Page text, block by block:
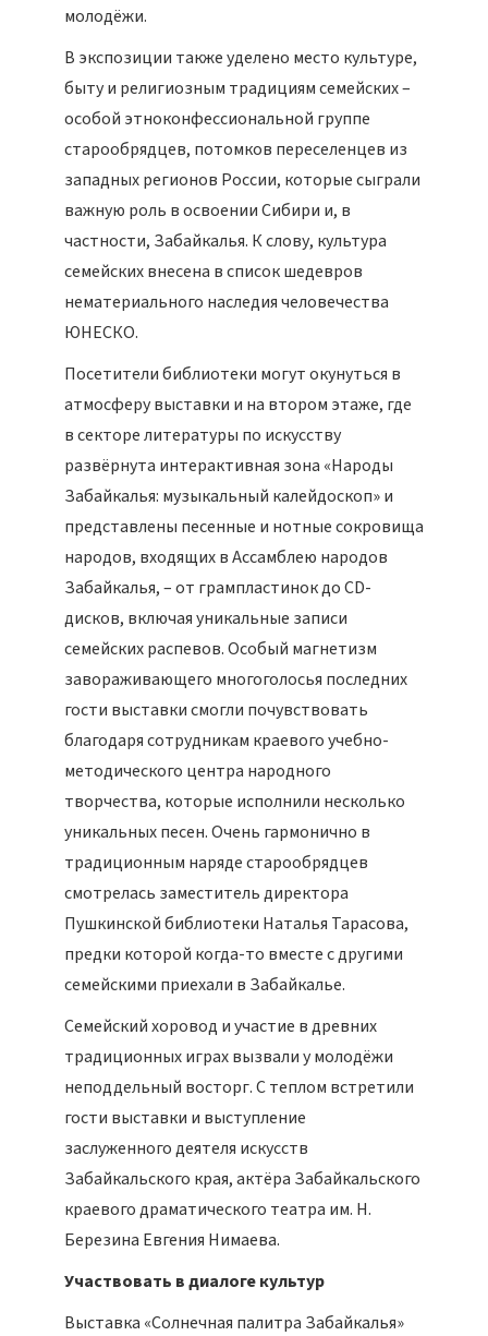
молодёжи.
В экспозиции также уделено место культуре,
быту и религиозным традициям семейских –
особой этноконфессиональной группе
старообрядцев, потомков переселенцев из
западных регионов России, которые сыграли
важную роль в освоении Сибири и, в
частности, Забайкалья. К слову, культура
семейских внесена в список шедевров
нематериального наследия человечества
ЮНЕСКО.
Посетители библиотеки могут окунуться в
атмосферу выставки и на втором этаже, где
в секторе литературы по искусству
развёрнута интерактивная зона «Народы
Забайкалья: музыкальный калейдоскоп» и
представлены песенные и нотные сокровища
народов, входящих в Ассамблею народов
Забайкалья, – от грампластинок до CD-
дисков, включая уникальные записи
семейских распевов. Особый магнетизм
завораживающего многоголосья последних
гости выставки смогли почувствовать
благодаря сотрудникам краевого учебно-
методического центра народного
творчества, которые исполнили несколько
уникальных песен. Очень гармонично в
традиционным наряде старообрядцев
смотрелась заместитель директора
Пушкинской библиотеки Наталья Тарасова,
предки которой когда-то вместе с другими
семейскими приехали в Забайкалье.
Семейский хоровод и участие в древних
традиционных играх вызвали у молодёжи
неподдельный восторг. С теплом встретили
гости выставки и выступление
заслуженного деятеля искусств
Забайкальского края, актёра Забайкальского
краевого драматического театра им. Н.
Березина Евгения Нимаева.
Участвовать в диалоге культур
Выставка «Солнечная палитра Забайкалья»